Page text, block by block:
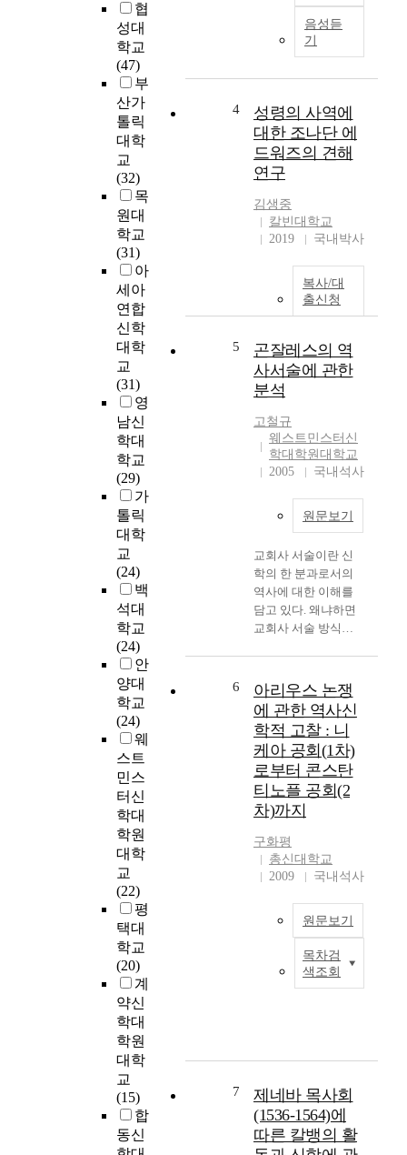
협
성대
학교
(47)
부
산가
톨릭
대학
교
(32)
목
원대
학교
(31)
아
세아
연합
신학
대학
교
(31)
영
남신
학대
학교
(29)
가
톨릭
대학
교
(24)
백
석대
학교
(24)
안
양대
학교
(24)
웨
스트
민스
터신
학대
학원
대학
교
(22)
평
택대
학교
(20)
계
약신
학대
학원
대학
교
(15)
합
동신
미국 선교사들의 신
앙과 신학은 초기 한
국교회를 형성하는데
더라도 심기워진 나
무가 달라지지는 않
는다. 아무리 감나무
를 논에 심든, 밭에 심
든, 산에 심든, 길가에
없다. 나무의 성장과
열매에 조금 영향을
끼칠 수 있지만 감나
무에 사과 열매가 맺
게 하지는 못한다는
것이다. 한국이라는
땅에 선교사들의 신
복음을 심었다는 것
은 그 영향이 절대적
이라는 것을 말한다.
하게 맞는 것이라고
말할 수는 없다. 그렇
다 하더라도 초기 내
이 한국교회의 형성
에 엄청난 영향을 주
바 없다. 한국 교회에
초기 대부흥운동이
일어난 것은 한국 개
신교가 전래된 지 겨
우 20여년의 시간 밖
아니할 수 있다. 마치
아장 아장 걷는 어린
아이가 논, 밭에 가서
일을 하는 것과 같은
것이다. 이토록 빠른
시일 내에 세계에서
찾아볼 수 없는 경이
로운 대부흥운동이
가지 요소가 복합적
으로 이루어졌기 때
문이다. 하나는 그 당
시 세계에 일어나고
있었던 부흥운동의
물결이 한국에도 일
어나게 했다는 하나
님의 역사이다. 모든
을 경험하여 그 신앙
을 갖고 있던 선교사
들의 중보 적 역할이
컸다는 것이다. 웨슬
음성듣
기
4
성령의 사역에
대한 조나단 에
드워즈의 견해
연구
김생중
칼빈대학교
2019
국내박사
복사/대
출신청
5
곤잘레스의 역
사서술에 관한
분석
고철규
웨스트민스터신
학대학원대학교
2005
국내석사
원문보기
교회사 서술이란 신
학의 한 분과로서의
역사에 대한 이해를
담고 있다. 왜냐하면
교회사 서술 방식은
모든 인과관계를 밝
히는 것에 그치는 것
이 아니라 하나님의
역사하심과 역사의
개입을 더욱 중요하
게 살피는 것이기 때
문이다. 이런 이유로
교회사는 역사신학이
다. 즉 기독교의 역사
이해는 역사철학이라
기보다는 역사신앙에
더 가까울 수 있는 것
이다. 그러나 동시에
학문이 가지는 객관
성을 외면하지 않으
면서 보이지 않는 역
사와 그 흐름에 관하
사이해 역시 신학적
개혁주의적인 안목을
가진다고 하는 표현
은 성경이 강조된다
6
아리우스 논쟁
에 관한 역사신
학적 고찰 : 니
케아 공회(1차)
로부터 콘스탄
티노플 공회(2
차)까지
구화평
총신대학교
2009
국내석사
원문보기
목차검
색조회
7
제네바 목사회
(1536-1564)에
따른 칼뱅의 활